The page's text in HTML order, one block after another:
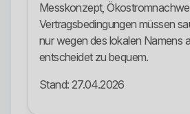
Messkonzept,
Vertragsbedingungen müssen
nur wegen des lokalen Namens
entscheidet zu bequem.
Stand: 27.04.2026